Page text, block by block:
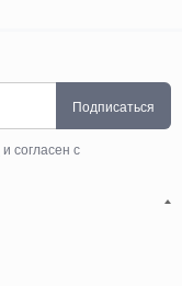
Подписаться
и согласен с